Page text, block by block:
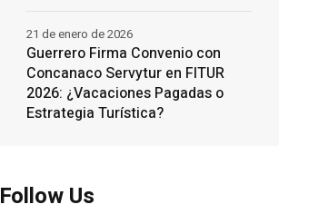
Guerrero Firma Convenio con
Concanaco Servytur en FITUR
2026: ¿Vacaciones Pagadas o
Estrategia Turística?
21 de enero de 2026
Follow Us